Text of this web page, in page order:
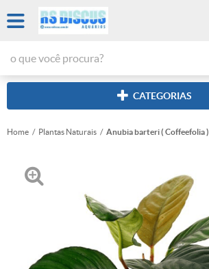
CATEGORIAS
Home Plantas Naturais Anubia barteri ( Coffeefolia )